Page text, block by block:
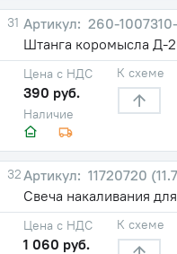
31
260-
Штанга коромысла
Наличие
Цена с НДС
390 руб.
К схеме
32
11720720
Свеча накаливания
Цена с НДС
1 060 руб.
К схеме